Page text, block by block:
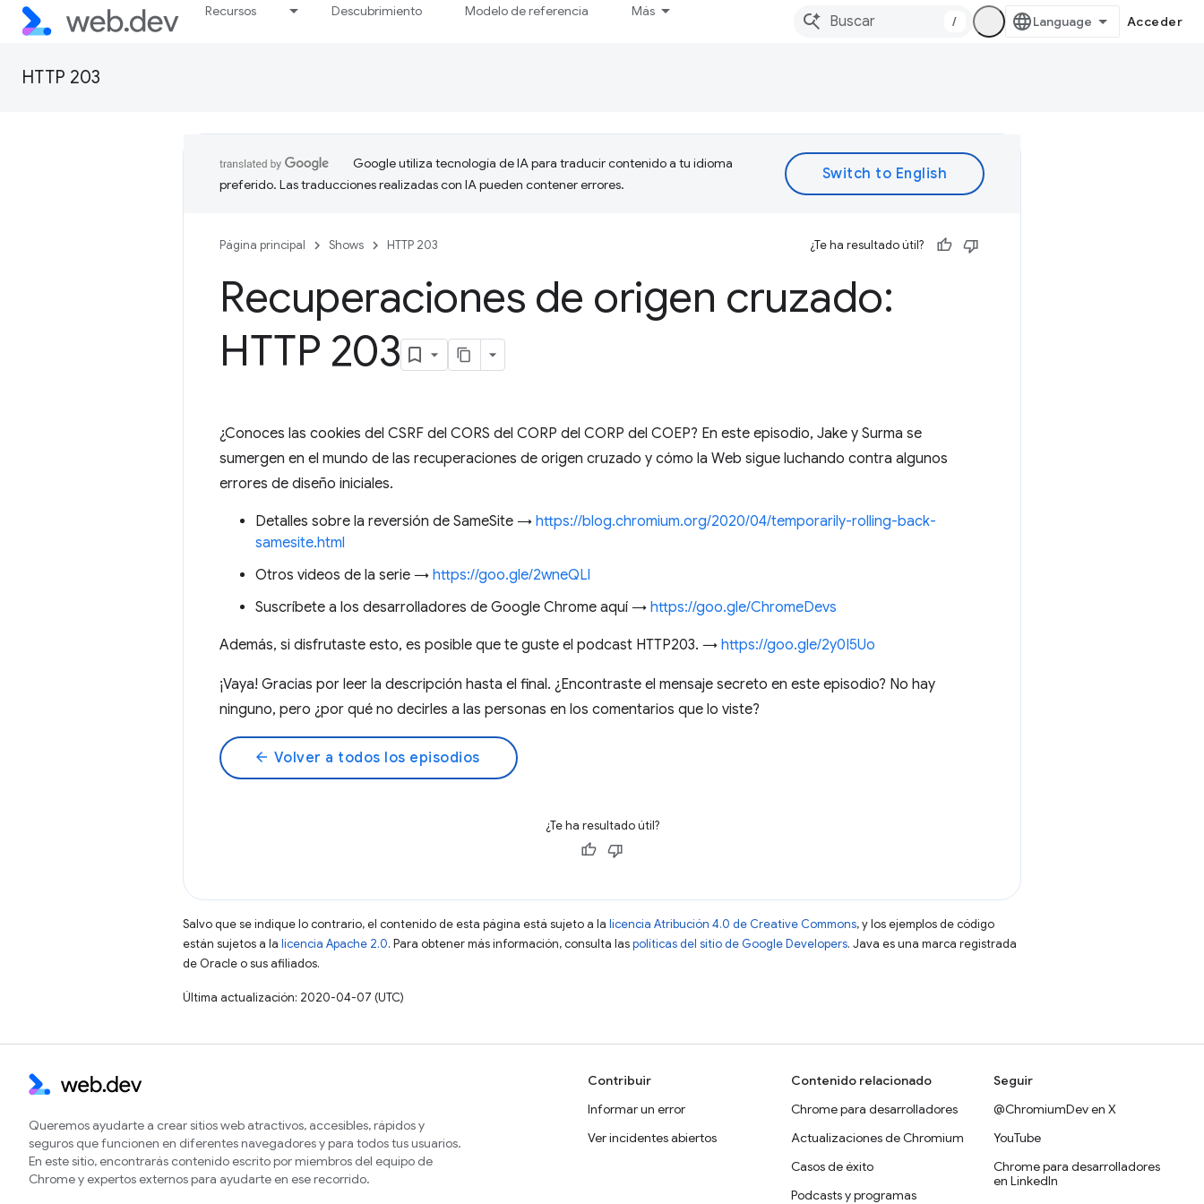
Recursos Descubrimiento Modelo de referencia Más
/ Acceder
HTTP 203
Google utiliza tecnología de IA para traducir contenido a tu idioma
preferido. Las traducciones realizadas con IA pueden contener errores.
Página principal Shows HTTP 203 ¿Te ha resultado útil?
Recuperaciones de origen cruzado:
HTTP 203
¿Conoces las cookies del CSRF del CORS del CORP del CORP del COEP? En este episodio, Jake y Surma se
sumergen en el mundo de las recuperaciones de origen cruzado y cómo la Web sigue luchando contra algunos
errores de diseño iniciales.
Detalles sobre la reversión de SameSite → https://blog.chromium.org/2020/04/temporarily-rolling-back-
samesite.html
Otros videos de la serie → https://goo.gle/2wneQLl
Suscríbete a los desarrolladores de Google Chrome aquí → https://goo.gle/ChromeDevs
Además, si disfrutaste esto, es posible que te guste el podcast HTTP203. → https://goo.gle/2y0I5Uo
¡Vaya! Gracias por leer la descripción hasta el final. ¿Encontraste el mensaje secreto en este episodio? No hay
ninguno, pero ¿por qué no decirles a las personas en los comentarios que lo viste?
arrow_back Volver a todos los episodios
¿Te ha resultado útil?
Salvo que se indique lo contrario, el contenido de esta página está sujeto a la licencia Atribución 4.0 de Creative Commons, y los ejemplos de código
están sujetos a la licencia Apache 2.0. Para obtener más información, consulta laspolíticas del sitio de Google Developers. Java es una marca registrada
de Oracle o sus afiliados.
Última actualización: 2020-04-07 (UTC)
Queremos ayudarte a crear sitios web atractivos, accesibles, rápidos y
seguros que funcionen en diferentes navegadores y para todos tus usuarios.
En este sitio, encontrarás contenido escrito por miembros del equipo de
Chrome y expertos externos para ayudarte en ese recorrido.
Contribuir
Informar un error
Ver incidentes abiertos
Contenido relacionado
Chrome para desarrolladores
Actualizaciones de Chromium
Casos de éxito
Podcasts y programas
Seguir
@ChromiumDev en X
YouTube
Chrome para desarrolladores
en LinkedIn